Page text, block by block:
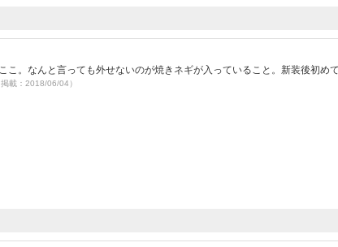
こ。なんと言っても外せないのが焼きネギが入っていること。新装後初め
載：2018/06/04）